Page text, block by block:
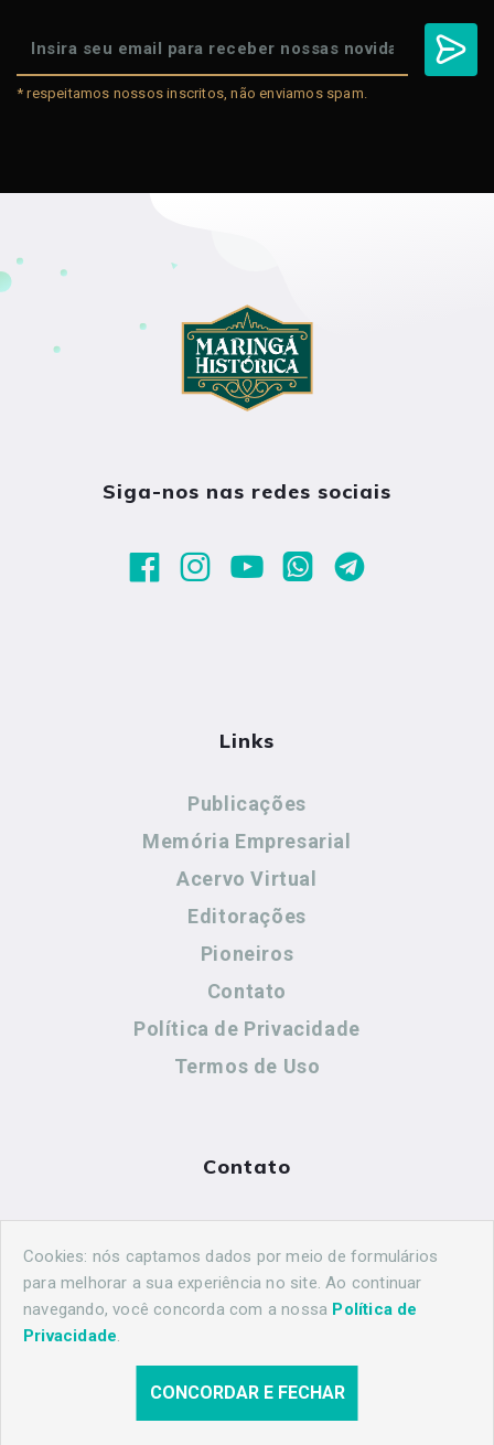
* respeitamos nossos inscritos, não enviamos spam.
Siga-nos nas redes sociais
Links
Publicações
Memória Empresarial
Acervo Virtual
Editorações
Pioneiros
Contato
Política de Privacidade
Termos de Uso
Contato
(44) 99883-8883
maringahistorica@gmail.com
© 2026 Maringá Histórica. Todos os direitos reservados.
Desenvolvido porAgência Nova Inteligência.
Cookies: nós captamos dados por meio de formulários
para melhorar a sua experiência no site. Ao continuar
navegando, você concorda com a nossa Política de
Privacidade.
CONCORDAR E FECHAR